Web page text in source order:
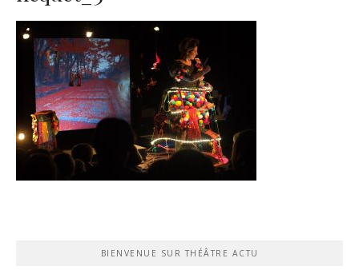
BIENVENUE SUR THÉÂTRE ACTU